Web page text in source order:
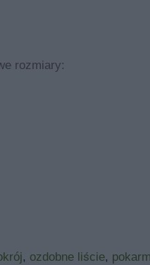
rozmiary:
, ozdobne liście,